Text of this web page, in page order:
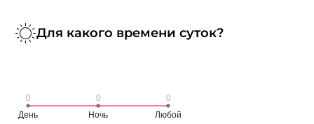
Для какого времени суток?